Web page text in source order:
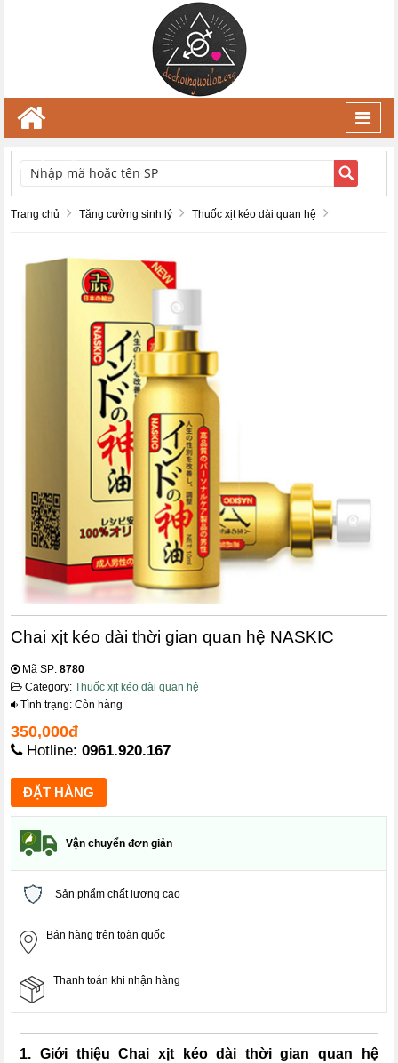
TÌM KIẾM
Trang chủ Tăng cường sinh lý Thuốc xịt kéo dài quan hệ
Chai xịt kéo dài thời gian quan hệ NASKIC
Mã SP:8780
Category:Thuốc xịt kéo dài quan hệ
Tình trạng: Còn hàng
350,000đ
Hotline:0961.920.167
Vận chuyển đơn giản
Sản phẩm chất lượng cao
Bán hàng trên toàn quốc
Thanh toán khi nhận hàng
1. Giới thiệu Chai xịt kéo dài thời gian quan hệ